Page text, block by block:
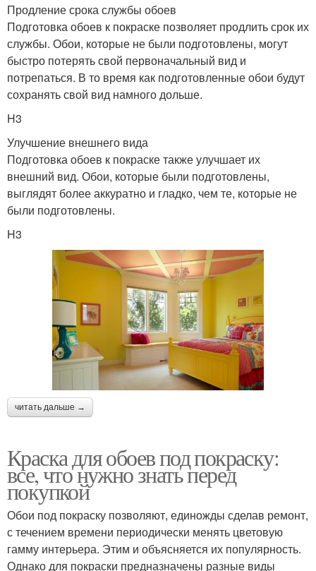
Продление срока службы обоев
Подготовка обоев к покраске позволяет продлить срок их
службы. Обои, которые не были подготовлены, могут
быстро потерять свой первоначальный вид и
потрепаться. В то время как подготовленные обои будут
сохранять свой вид намного дольше.
H3
Улучшение внешнего вида
Подготовка обоев к покраске также улучшает их
внешний вид. Обои, которые были подготовлены,
выглядят более аккуратно и гладко, чем те, которые не
были подготовлены.
H3
читать дальше →
Краска для обоев под покраску:
все, что нужно знать перед
покупкой
Обои под покраску позволяют, единожды сделав ремонт,
с течением времени периодически менять цветовую
гамму интерьера. Этим и объясняется их популярность.
Однако для покраски предназначены разные виды